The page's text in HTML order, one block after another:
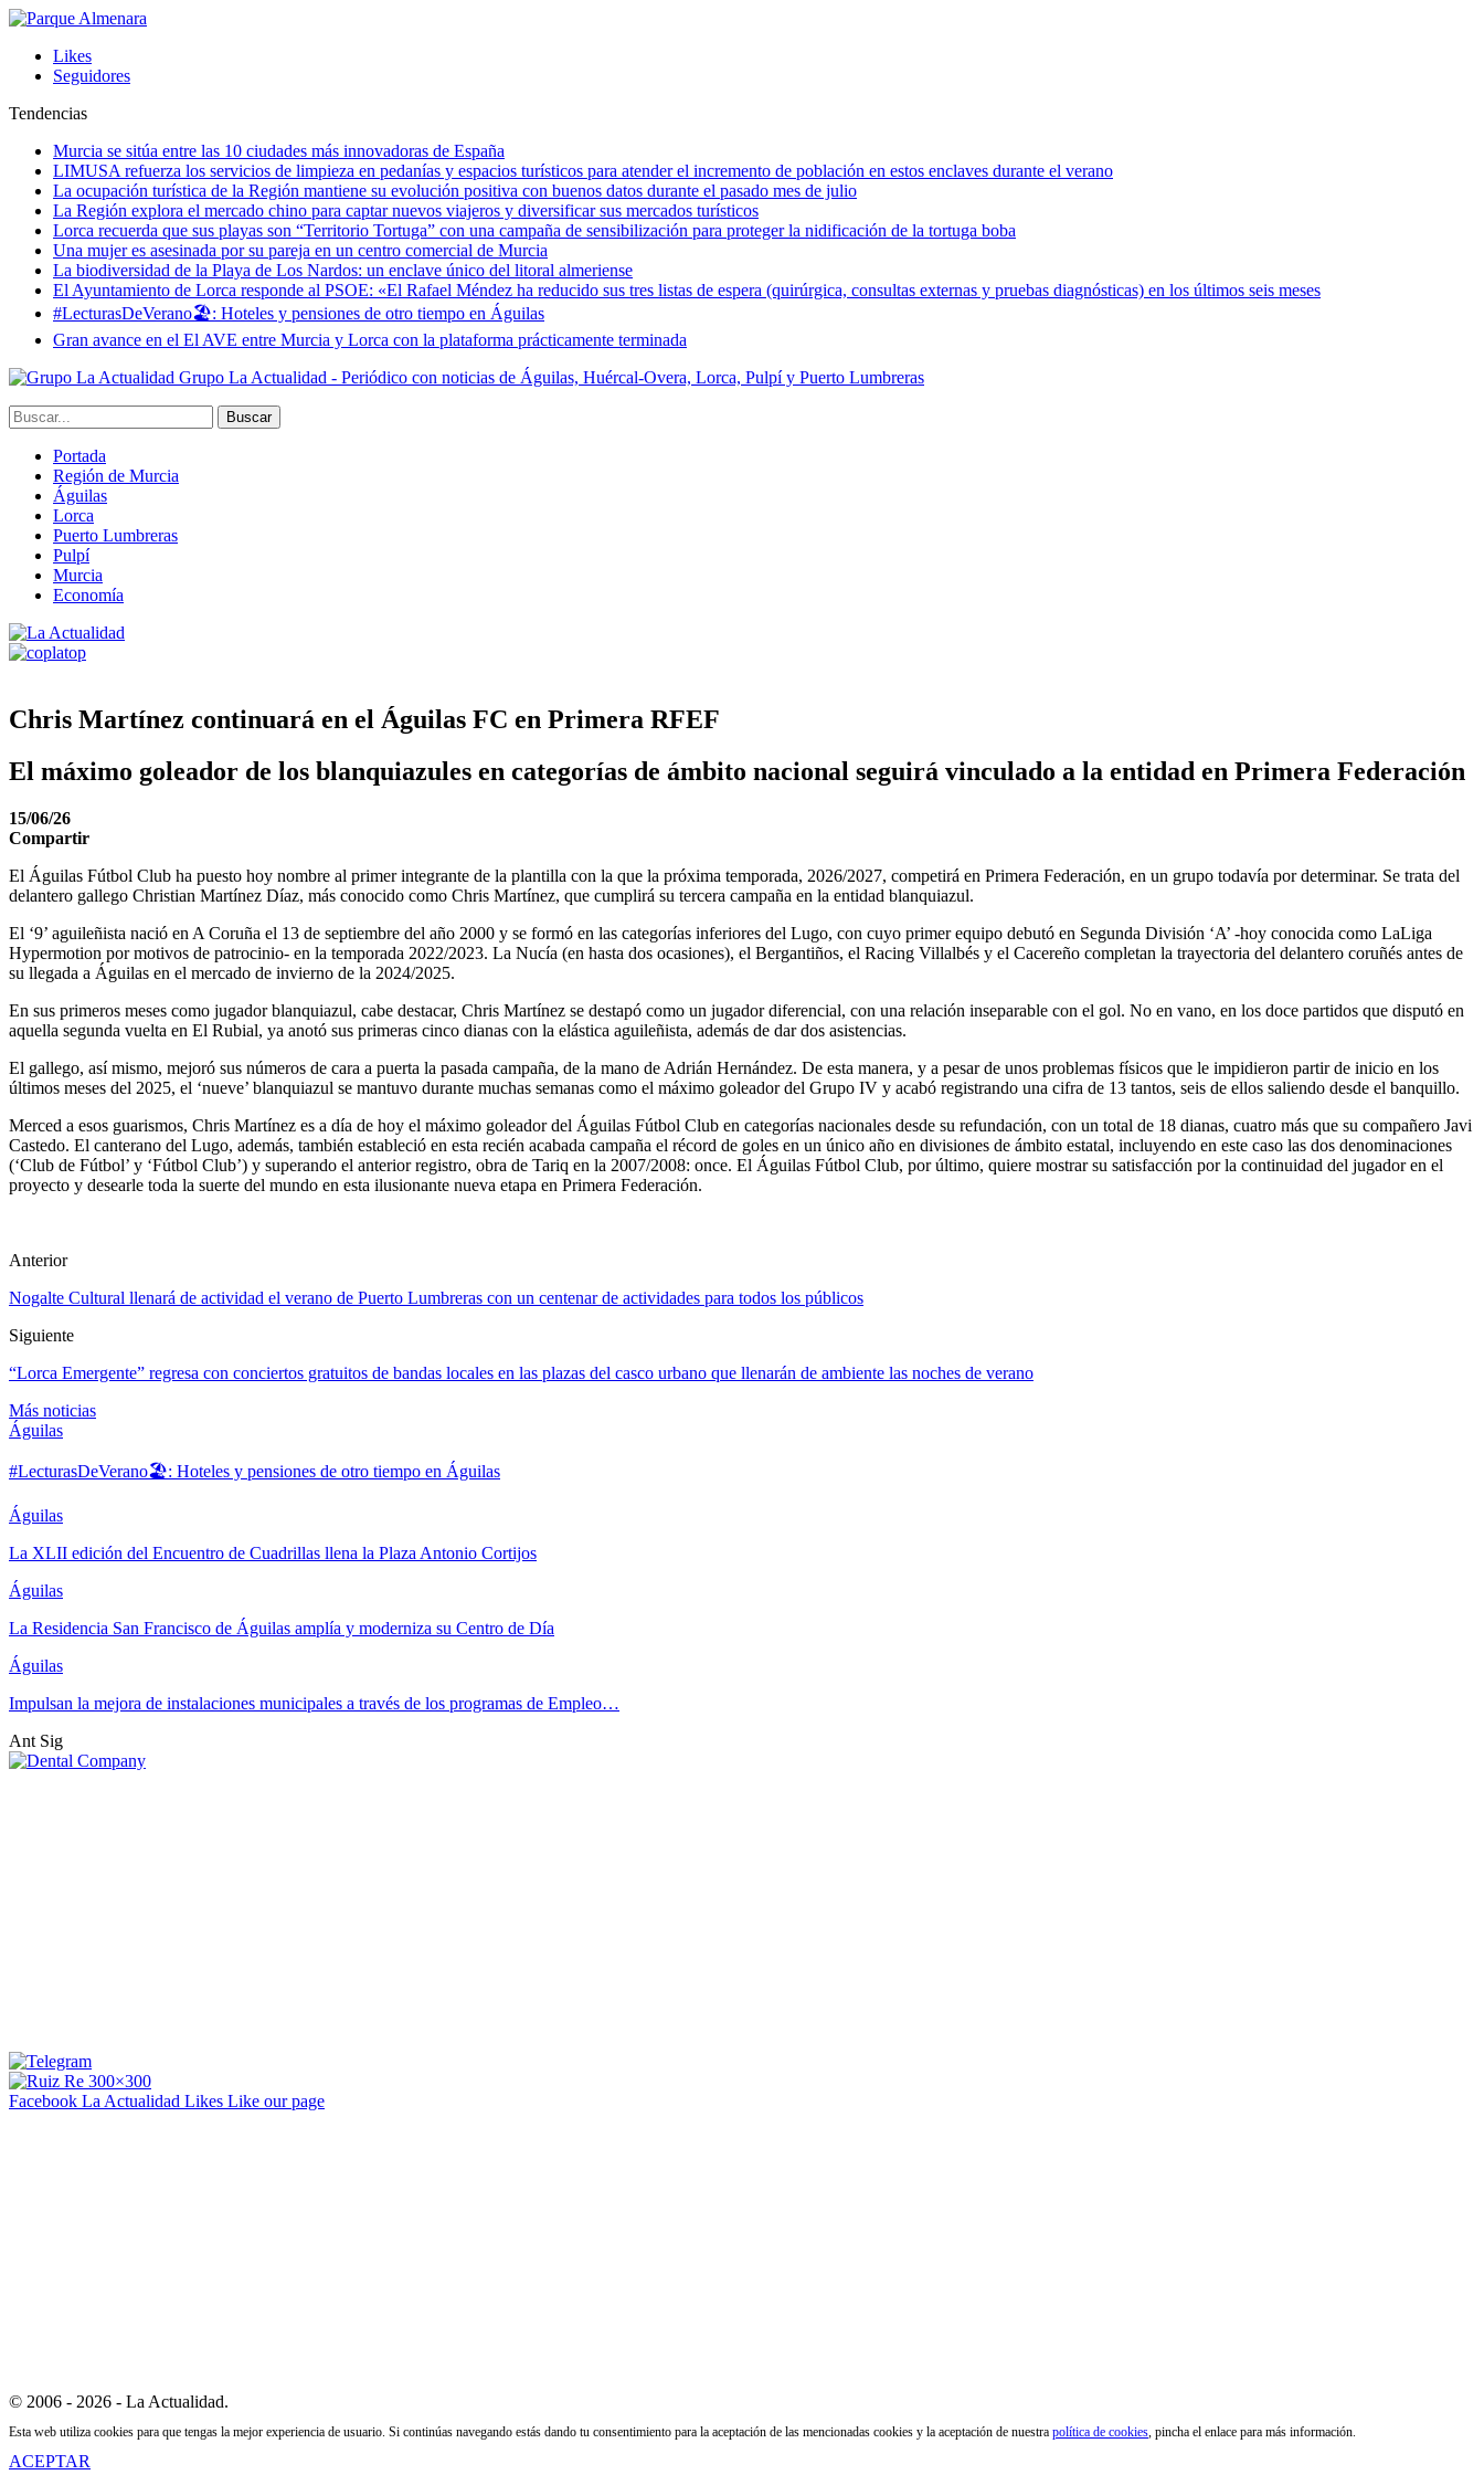
Likes
Seguidores
Tendencias
Murcia se sitúa entre las 10 ciudades más innovadoras de España
LIMUSA refuerza los servicios de limpieza en pedanías y espacios turísticos para atender el incremento de población en estos enclaves durante el verano
La ocupación turística de la Región mantiene su evolución positiva con buenos datos durante el pasado mes de julio
La Región explora el mercado chino para captar nuevos viajeros y diversificar sus mercados turísticos
Lorca recuerda que sus playas son “Territorio Tortuga” con una campaña de sensibilización para proteger la nidificación de la tortuga boba
Una mujer es asesinada por su pareja en un centro comercial de Murcia
La biodiversidad de la Playa de Los Nardos: un enclave único del litoral almeriense
El Ayuntamiento de Lorca responde al PSOE: «El Rafael Méndez ha reducido sus tres listas de espera (quirúrgica, consultas externas y pruebas diagnósticas) en los últimos seis meses
#LecturasDeVerano🏖: Hoteles y pensiones de otro tiempo en Águilas
Gran avance en el El AVE entre Murcia y Lorca con la plataforma prácticamente terminada
Grupo La Actualidad - Periódico con noticias de Águilas, Huércal-Overa, Lorca, Pulpí y Puerto Lumbreras
Portada
Región de Murcia
Águilas
Lorca
Puerto Lumbreras
Pulpí
Murcia
Economía
Chris Martínez continuará en el Águilas FC en Primera RFEF
El máximo goleador de los blanquiazules en categorías de ámbito nacional seguirá vinculado a la entidad en Primera Federación
15/06/26
Compartir
El Águilas Fútbol Club ha puesto hoy nombre al primer integrante de la plantilla con la que la próxima temporada, 2026/2027, competirá en Primera Federación, en un grupo todavía por determinar. Se trata del
delantero gallego Christian Martínez Díaz, más conocido como Chris Martínez, que cumplirá su tercera campaña en la entidad blanquiazul.
El ‘9’ aguileñista nació en A Coruña el 13 de septiembre del año 2000 y se formó en las categorías inferiores del Lugo, con cuyo primer equipo debutó en Segunda División ‘A’ -hoy conocida como LaLiga
Hypermotion por motivos de patrocinio- en la temporada 2022/2023. La Nucía (en hasta dos ocasiones), el Bergantiños, el Racing Villalbés y el Cacereño completan la trayectoria del delantero coruñés antes de
su llegada a Águilas en el mercado de invierno de la 2024/2025.
En sus primeros meses como jugador blanquiazul, cabe destacar, Chris Martínez se destapó como un jugador diferencial, con una relación inseparable con el gol. No en vano, en los doce partidos que disputó en
aquella segunda vuelta en El Rubial, ya anotó sus primeras cinco dianas con la elástica aguileñista, además de dar dos asistencias.
El gallego, así mismo, mejoró sus números de cara a puerta la pasada campaña, de la mano de Adrián Hernández. De esta manera, y a pesar de unos problemas físicos que le impidieron partir de inicio en los
últimos meses del 2025, el ‘nueve’ blanquiazul se mantuvo durante muchas semanas como el máximo goleador del Grupo IV y acabó registrando una cifra de 13 tantos, seis de ellos saliendo desde el banquillo.
Merced a esos guarismos, Chris Martínez es a día de hoy el máximo goleador del Águilas Fútbol Club en categorías nacionales desde su refundación, con un total de 18 dianas, cuatro más que su compañero Javi
Castedo. El canterano del Lugo, además, también estableció en esta recién acabada campaña el récord de goles en un único año en divisiones de ámbito estatal, incluyendo en este caso las dos denominaciones
(‘Club de Fútbol’ y ‘Fútbol Club’) y superando el anterior registro, obra de Tariq en la 2007/2008: once. El Águilas Fútbol Club, por último, quiere mostrar su satisfacción por la continuidad del jugador en el
proyecto y desearle toda la suerte del mundo en esta ilusionante nueva etapa en Primera Federación.
Anterior
Nogalte Cultural llenará de actividad el verano de Puerto Lumbreras con un centenar de actividades para todos los públicos
Siguiente
“Lorca Emergente” regresa con conciertos gratuitos de bandas locales en las plazas del casco urbano que llenarán de ambiente las noches de verano
Más noticias
Águilas
#LecturasDeVerano🏖: Hoteles y pensiones de otro tiempo en Águilas
Águilas
La XLII edición del Encuentro de Cuadrillas llena la Plaza Antonio Cortijos
Águilas
La Residencia San Francisco de Águilas amplía y moderniza su Centro de Día
Águilas
Impulsan la mejora de instalaciones municipales a través de los programas de Empleo…
Ant Sig
Facebook La Actualidad Likes Like our page
© 2006 - 2026 - La Actualidad.
Esta web utiliza cookies para que tengas la mejor experiencia de usuario. Si continúas navegando estás dando tu consentimiento para la aceptación de las mencionadas cookies y la aceptación de nuestra política de cookies , pincha el enlace para más información.
ACEPTAR